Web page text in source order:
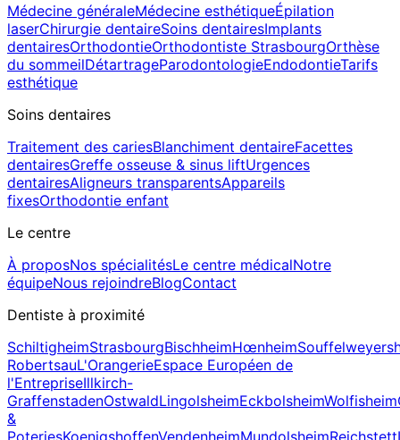
Médecine généraleMédecine esthétiqueÉpilation
laserChirurgie dentaireSoins dentairesImplants
dentairesOrthodontieOrthodontiste StrasbourgOrthèse
du sommeilDétartrageParodontologieEndodontieTarifs
esthétique
Soins dentaires
Traitement des cariesBlanchiment dentaireFacettes
dentairesGreffe osseuse & sinus liftUrgences
dentairesAligneurs transparentsAppareils
fixesOrthodontie enfant
Le centre
À proposNos spécialitésLe centre médicalNotre
équipeNous rejoindreBlogContact
Dentiste à proximité
SchiltigheimStrasbourgBischheimHœnheim
RobertsauL'OrangerieEspace Européen de
l'EntrepriseIllkirch-
GraffenstadenOstwaldLingolsheimEckbolsheimWolfisheim
&
PoteriesKoenigshoffenVendenheimMundolsheimReichstett